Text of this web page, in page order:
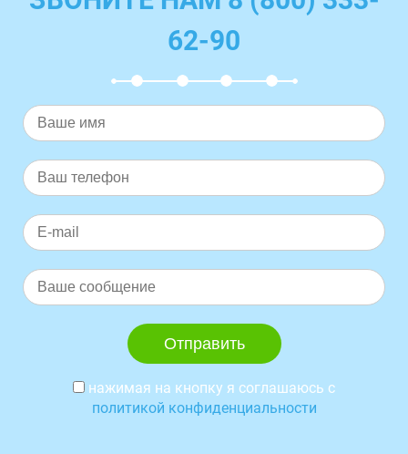
62-90
нажимая на кнопку я соглашаюсь с
политикой конфиденциальности